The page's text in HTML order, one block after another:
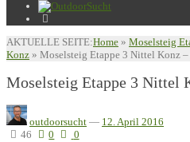
AKTUELLE SEITE:Home » Moselsteig
Konz » Moselsteig Etappe 3 Nittel Konz –
Moselsteig Etappe 3 Nittel
outdoorsucht — 12. April 2016
46
0 0